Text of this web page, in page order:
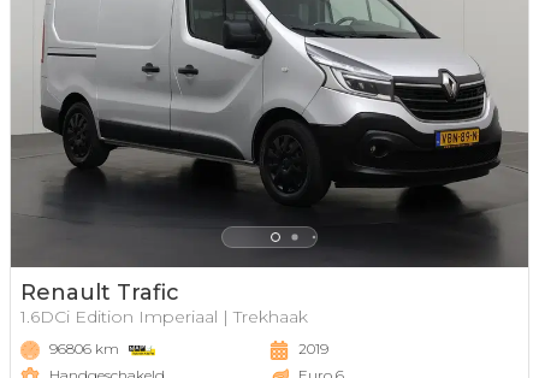
Renault Trafic
1.6DCi Edition Imperiaal | Trekhaak
96806 km
2019